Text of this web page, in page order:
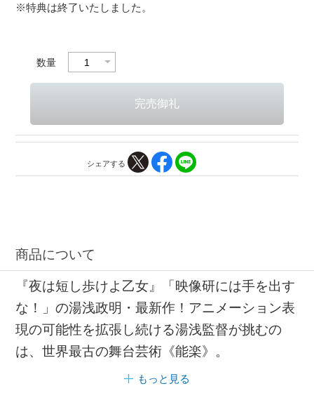
※特典は終了いたしました。
数量
シェアする
商品について
『夜は短し歩けよ乙女』「映像研には手を出す
な！」の湯浅政明・最新作！アニメーション表
現の可能性を拡張し続ける湯浅監督が挑むの
は、世界最古の舞台芸術《能楽》。
もっと見る